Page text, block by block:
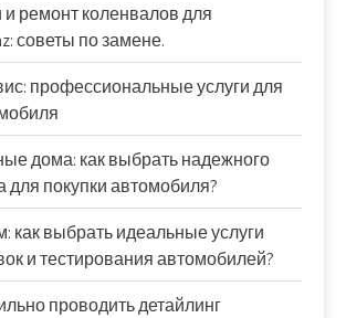
и ремонт коленвалов для
советы по замене.
профессиональные услуги для
дома: как выбрать надежного
для покупки автомобиля?
как выбрать идеальные услуги
и тестирования автомобилей?
проводить детайлинг